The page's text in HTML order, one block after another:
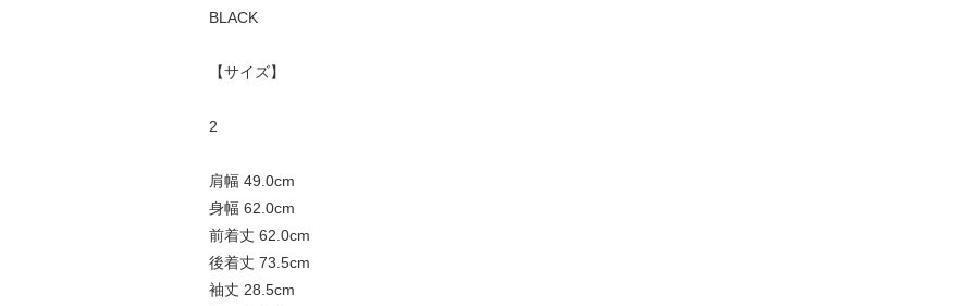
BLACK
【サイズ】
2
肩幅 49.0cm
身幅 62.0cm
前着丈 62.0cm
後着丈 73.5cm
袖丈 28.5cm